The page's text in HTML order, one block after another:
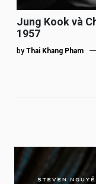
Jung Kook và
1957
by Thai Khang Pham